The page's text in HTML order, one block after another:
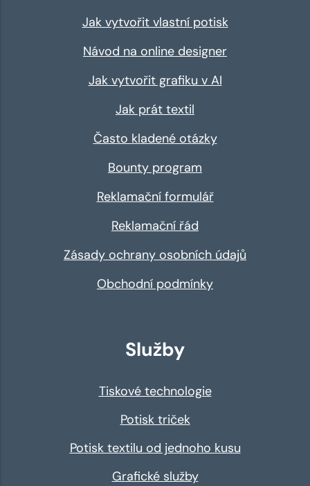
Jak vytvořit vlastní potisk
Návod na online designer
Jak vytvořit grafiku v AI
Jak prát textil
Často kladené otázky
Bounty program
Reklamační formulář
Reklamační řád
Zásady ochrany osobních údajů
Obchodní podmínky
Služby
Tiskové technologie
Potisk triček
Potisk textilu od jednoho kusu
Grafické služby